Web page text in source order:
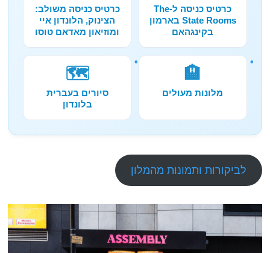
כרטיס כניסה ל-The
State Rooms בארמון
בקינגהאם
כרטיס כניסה משולב:
הצינוק, הלונדון איי
ומוזיאון מאדאם טוסו
🏨
מלונות מעולים
🗺️
סיורים בעברית
בלונדון
לביקורות ותמונות מהמלון